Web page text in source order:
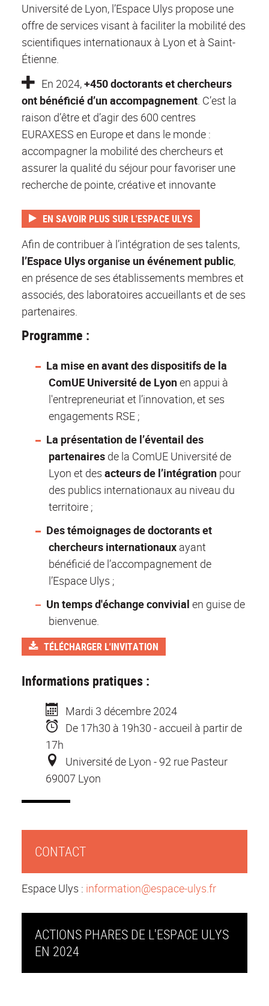
Université de Lyon, l’Espace Ulys propose une
offre de services visant à faciliter la mobilité des
scientifiques internationaux à Lyon et à Saint-
Étienne.
En 2024,+450 doctorants et chercheurs
ont bénéficié d’un accompagnement. C’est la
raison d’être et d’agir des 600 centres
EURAXESS en Europe et dans le monde :
accompagner la mobilité des chercheurs et
assurer la qualité du séjour pour favoriser une
recherche de pointe, créative et innovante
EN SAVOIR PLUS SUR L'ESPACE ULYS
Afin de contribuer à l’intégration de ses talents,
l’Espace Ulys organise un événement public,
en présence de ses établissements membres et
associés, des laboratoires accueillants et de ses
partenaires.
Programme :
La mise en avant des dispositifs de la
ComUE Université de Lyonen appui à
l'entrepreneuriat et l’innovation, et ses
engagements RSE ;
La présentation de l’éventail des
partenaires de la ComUE Université de
Lyon et des acteurs de l’intégration pour
des publics internationaux au niveau du
territoire ;
Des témoignages de doctorants et
chercheurs internationaux ayant
bénéficié de l’accompagnement de
l’Espace Ulys ;
Un temps d'échange convivial en guise de
bienvenue.
TÉLÉCHARGER L'INVITATION
Informations pratiques :
Mardi 3 décembre 2024
De 17h30 à 19h30 - accueil à partir de
17h
Université de Lyon - 92 rue Pasteur
69007 Lyon
CONTACT
Espace Ulys : information@espace-ulys.fr
ACTIONS PHARES DE L'ESPACE ULYS
EN 2024